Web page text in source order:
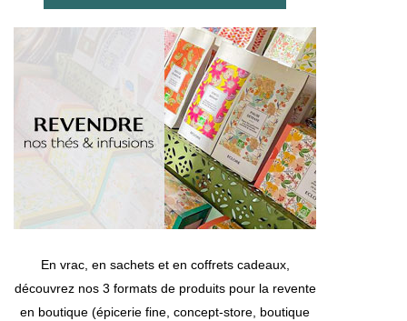
En vrac, en sachets et en coffrets cadeaux,
découvrez nos 3 formats de produits pour la revente
en boutique (épicerie fine, concept-store, boutique